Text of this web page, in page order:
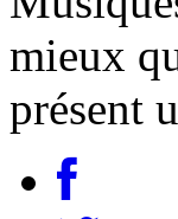
mieux
présent